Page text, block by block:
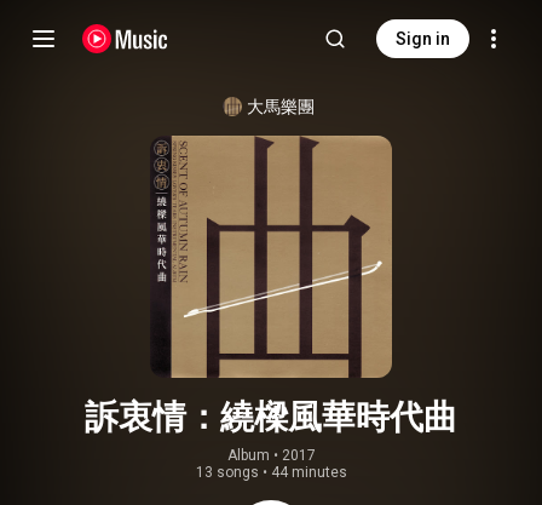
Sign in
大馬樂團
訴衷情：繞樑風華時代曲
Album • 2017
13 songs • 44 minutes